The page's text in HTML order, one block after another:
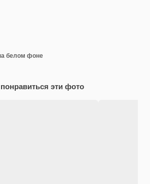
белом фоне
эти фото